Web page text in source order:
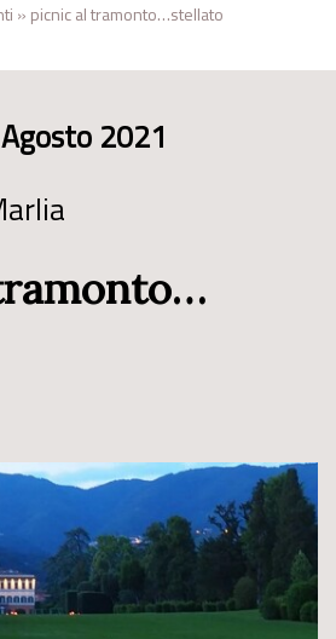
» picnic al tramonto…stellato
2021